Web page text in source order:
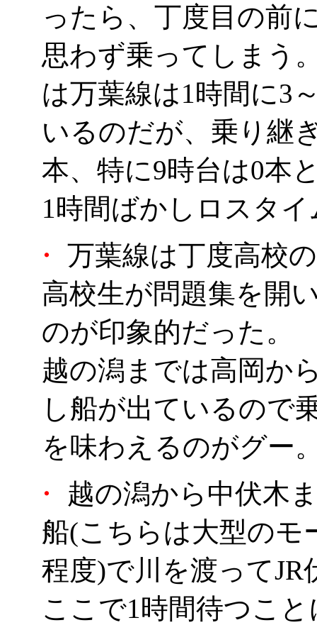
ったら、丁度目の前
思わず乗ってしまう
は万葉線は1時間に3
いるのだが、乗り継
本、特に9時台は0本
1時間ばかしロスタ
・
万葉線は丁度高校
高校生が問題集を開
のが印象的だった。
越の潟までは高岡か
し船が出ているので
を味わえるのがグー
・
越の潟から中伏木
船(こちらは大型のモ
程度)で川を渡ってJR
ここで1時間待つこ